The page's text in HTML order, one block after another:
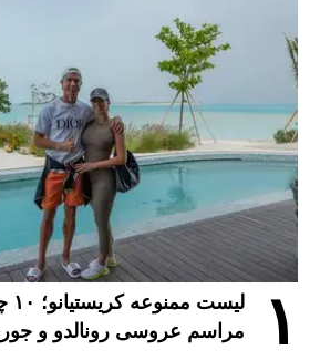
۱
مراسم عروسی رونالدو و